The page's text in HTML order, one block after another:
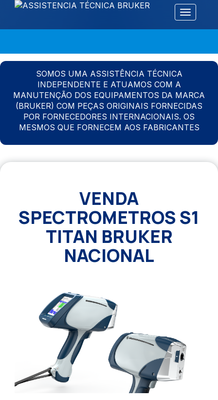
Alternar
SOMOS UMA ASSISTÊNCIA TÉCNICA
INDEPENDENTE E ATUAMOS COM A
MANUTENÇÃO DOS EQUIPAMENTOS DA MARCA
(BRUKER) COM PEÇAS ORIGINAIS FORNECIDAS
POR FORNECEDORES INTERNACIONAIS. OS
MESMOS QUE FORNECEM AOS FABRICANTES
VENDA
SPECTROMETROS S1
TITAN BRUKER
NACIONAL